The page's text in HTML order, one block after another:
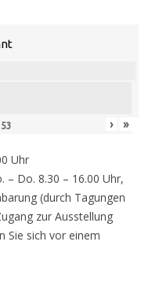
53 › »
Uhr
– Do. 8.30 – 16.00 Uhr,
(durch Tagungen
zur Ausstellung
Sie sich vor einem